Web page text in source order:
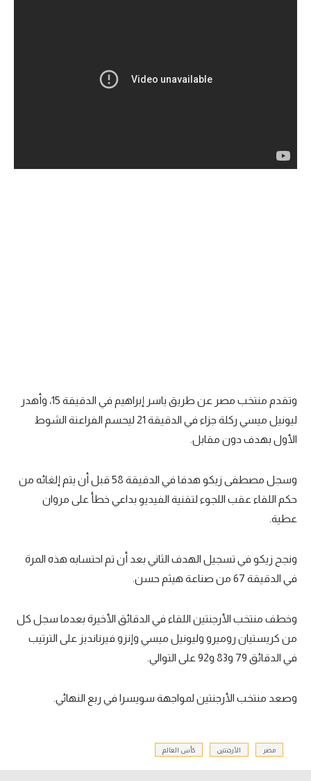
وتقدم منتخب مصر عن طريق ياسر إبراهيم في الدقيقة 15، وأهدر
ليونيل ميسي ركلة جزاء في الدقيقة 21 ليحسم الفراعنة الشوط
الأول بهدف دون مقابل.
وسجل مصطفى زيكو هدفا في الدقيقة 58 قبل أن يتم إلغائه من
حكم اللقاء عقب اللجوء لتقنية الفيديو بداعي خطأ على مروان
عطية.
ونجح زيكو في تسجيل الهدف الثاني بعد أن تم احتسابه هذه المرة
في الدقيقة 67 من صناعة هيثم حسن.
وخطف منتخب الأرجنتين اللقاء في الدقائق الأخيرة بعدما سجل كل
من كريستيان روميرو وليونيل ميسي وإنزو فيرنانديز على الترتيب
في الدقائق 79 و83 و92 على التوالي.
وصعد منتخب الأرجنتين لمواجهة سويسرا في ربع النهائي.
مصر الأرجنتين كأس العالم